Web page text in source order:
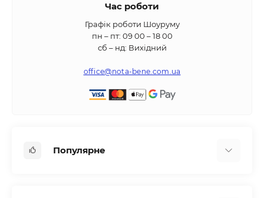
Час роботи
Графік роботи Шоуруму
пн – пт: 09 00 – 18 00
сб – нд: Вихідний
office@nota-bene.com.ua
Популярне